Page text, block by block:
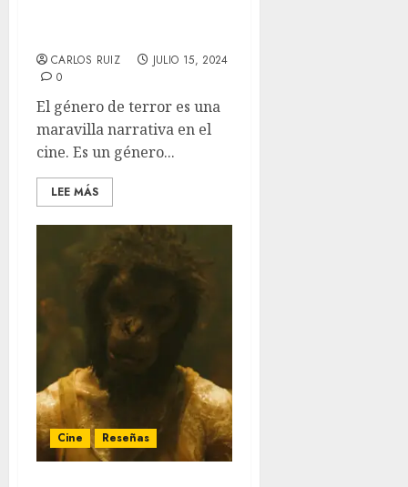
CARLOS RUIZ
JULIO 15, 2024
0
El género de terror es una
maravilla narrativa en el
cine. Es un género...
LEE MÁS
Cine Reseñas